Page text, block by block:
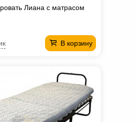
Лиана с матрасом
В корзину